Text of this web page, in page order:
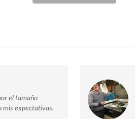
el tamaño
mis expectativas.